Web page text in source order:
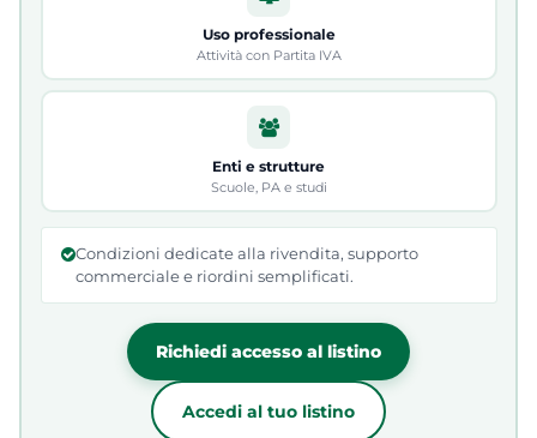
Uso professionale
Attività con Partita IVA
Enti e strutture
Scuole, PA e studi
Condizioni dedicate alla rivendita, supporto
commerciale e riordini semplificati.
Richiedi accesso al listino
Accedi al tuo listino